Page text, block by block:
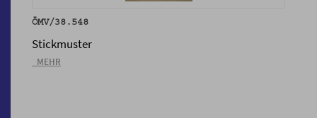
ÖMV/38.548
Stickmuster
_MEHR